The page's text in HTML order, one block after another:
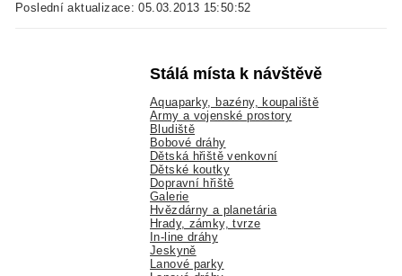
Poslední aktualizace: 05.03.2013 15:50:52
Stálá místa k návštěvě
Aquaparky, bazény, koupaliště
Army a vojenské prostory
Bludiště
Bobové dráhy
Dětská hřiště venkovní
Dětské koutky
Dopravní hřiště
Galerie
Hvězdárny a planetária
Hrady, zámky, tvrze
In-line dráhy
Jeskyně
Lanové parky